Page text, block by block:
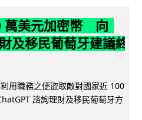
萬美元加密幣 向
及移民葡萄牙建議終
用職務之便盜取敵對國家近 100
諮詢理財及移民葡萄牙方